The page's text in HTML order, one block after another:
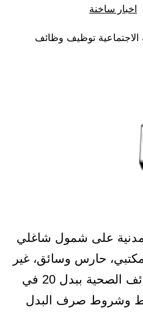
مصنف
اخبار ساخنة
الاجتماعية توظيف وظائف
على شمول شاغلي
حارس وسائق، غير
المشمولين بلائحة الوظائف الصحية ببدل 20 في
وشروط صرف البدل